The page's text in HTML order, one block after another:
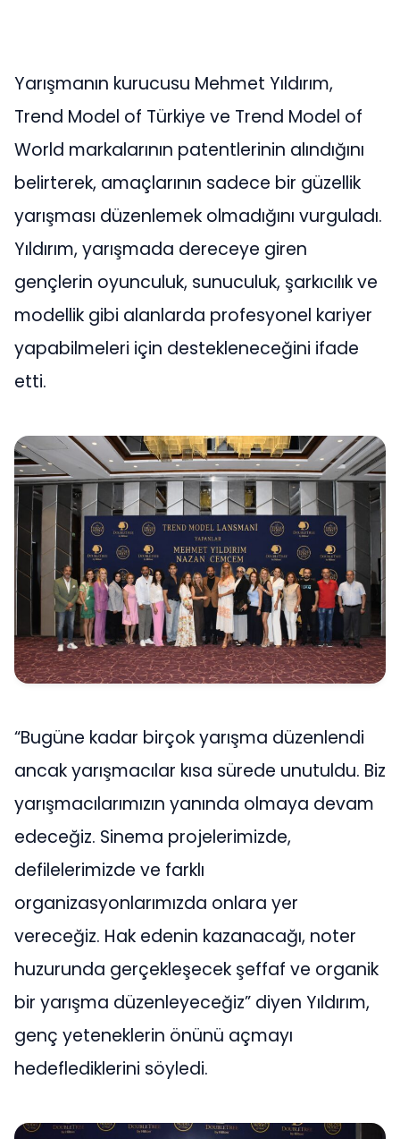
Yarışmanın kurucusu Mehmet Yıldırım,
Trend Model of Türkiye ve Trend Model of
World markalarının patentlerinin alındığını
belirterek, amaçlarının sadece bir güzellik
yarışması düzenlemek olmadığını vurguladı.
Yıldırım, yarışmada dereceye giren
gençlerin oyunculuk, sunuculuk, şarkıcılık ve
modellik gibi alanlarda profesyonel kariyer
yapabilmeleri için destekleneceğini ifade
etti.
“Bugüne kadar birçok yarışma düzenlendi
ancak yarışmacılar kısa sürede unutuldu. Biz
yarışmacılarımızın yanında olmaya devam
edeceğiz. Sinema projelerimizde,
defilelerimizde ve farklı
organizasyonlarımızda onlara yer
vereceğiz. Hak edenin kazanacağı, noter
huzurunda gerçekleşecek şeffaf ve organik
bir yarışma düzenleyeceğiz” diyen Yıldırım,
genç yeteneklerin önünü açmayı
hedeflediklerini söyledi.